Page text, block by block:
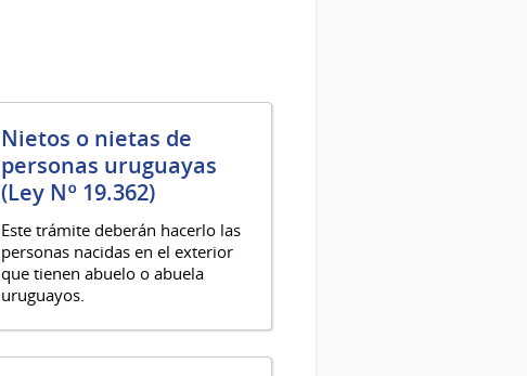
Nietos o nietas de
personas uruguayas
(Ley Nº 19.362)
Este trámite deberán hacerlo las
personas nacidas en el exterior
que tienen abuelo o abuela
uruguayos.